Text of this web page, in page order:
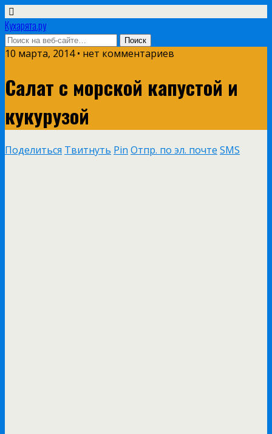
Кухарята.ру
10 марта, 2014 • нет комментариев
Салат с морской капустой и
кукурузой
Поделиться Твитнуть Pin Отпр. по эл. почте SMS